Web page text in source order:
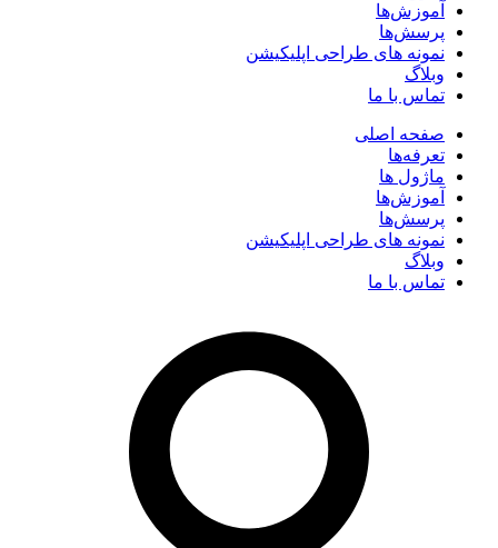
آموزش‌ها
پرسش‌ها
نمونه های طراحی اپلیکیشن
وبلاگ
تماس با ما
صفحه اصلی
تعرفه‌ها
ماژول ها
آموزش‌ها
پرسش‌ها
نمونه های طراحی اپلیکیشن
وبلاگ
تماس با ما